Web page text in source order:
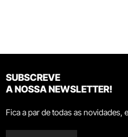
SUBSCREVE
A NOSSA NEWSLETTER!
Fica a par de todas as novidades,